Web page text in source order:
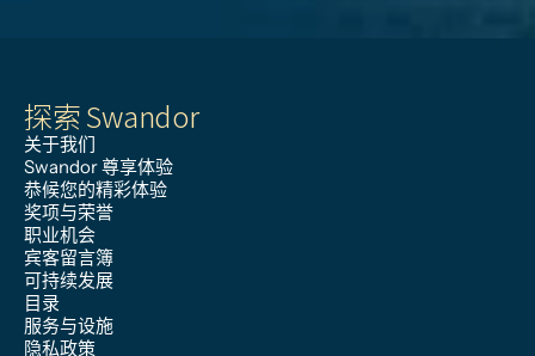
探索 Swandor
关于我们
Swandor 尊享体验
恭候您的精彩体验
奖项与荣誉
职业机会
宾客留言簿
可持续发展
目录
服务与设施
隐私政策